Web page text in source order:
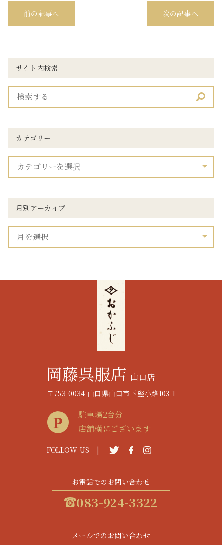
前の記事へ 次の記事へ
サイト内検索
カテゴリー
月別アーカイブ
岡藤呉服店 山口店
〒753-0034 山口県山口市下竪小路103-1
駐車場2台分
店舗横にございます
FOLLOW US |
お電話でのお問い合わせ
083-924-3322
メールでのお問い合わせ